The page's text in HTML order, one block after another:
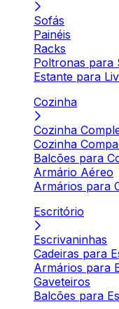
Sofás
Painéis
Racks
Poltronas para
Estante para
Cozinha
Cozinha
Cozinha
Balcões para
Armário Aéreo
Armários para
Escritório
Escrivaninhas
Cadeiras para
Armários para
Gaveteiros
Balcões para